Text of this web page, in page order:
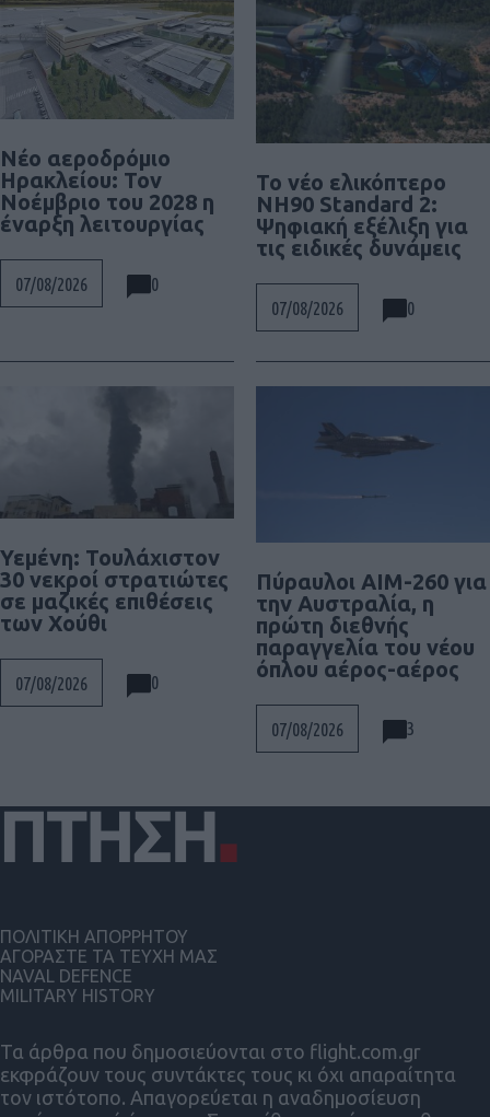
Νέο αεροδρόμιο
Ηρακλείου: Τον
Νοέμβριο του 2028 η
έναρξη λειτουργίας
07/08/2026 0
To νέο ελικόπτερο
NH90 Standard 2:
Ψηφιακή εξέλιξη για
τις ειδικές δυνάμεις
07/08/2026 0
Υεμένη: Τουλάχιστον
30 νεκροί στρατιώτες
σε μαζικές επιθέσεις
των Χούθι
07/08/2026 0
Πύραυλοι AIM-260 για
την Αυστραλία, η
πρώτη διεθνής
παραγγελία του νέου
όπλου αέρος-αέρος
07/08/2026 3
Τα άρθρα που δημοσιεύονται στο flight.com.gr
εκφράζουν τους συντάκτες τους κι όχι απαραίτητα
τον ιστότοπο. Απαγορεύεται η αναδημοσίευση
ΠΟΛΙΤΙΚΗ ΑΠΟΡΡΗΤΟΥ
ΑΓΟΡΑΣΤΕ ΤΑ ΤΕΥΧΗ ΜΑΣ
NAVAL DEFENCE
MILITARY HISTORY